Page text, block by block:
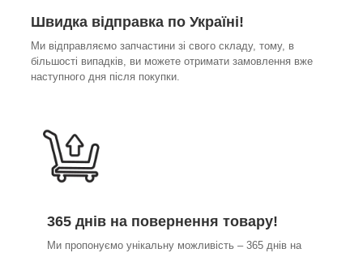
Швидка відправка по Україні!
Ми відправляємо запчастини зі свого складу, тому, в
більшості випадків, ви можете отримати замовлення вже
наступного дня після покупки.
365 днів на повернення товару!
Ми пропонуємо унікальну можливість – 365 днів на